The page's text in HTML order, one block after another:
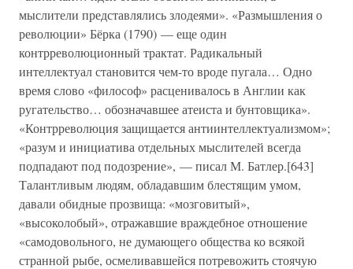
мыслители представлялись злодеями». «Размышления о
революции» Бёрка (1790) — еще один
контрреволюционный трактат. Радикальный
интеллектуал становится чем-то вроде пугала… Одно
время слово «философ» расценивалось в Англии как
ругательство… обозначавшее атеиста и бунтовщика».
«Контрреволюция защищается антиинтеллектуализмом»;
«разум и инициатива отдельных мыслителей всегда
подпадают под подозрение», — писал М. Батлер.[643]
Талантливым людям, обладавшим блестящим умом,
давали обидные прозвища: «мозговитый»,
«высоколобый», отражавшие враждебное отношение
«самодовольного, не думающего общества ко всякой
странной рыбе, осмеливавшейся потревожить стоячую